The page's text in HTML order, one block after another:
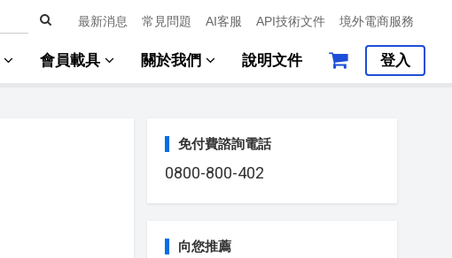
最新消息 常見問題 AI客服 API技術文件 境外電商服務
會員載具 關於我們 說明文件 登入
免付費諮詢電話
0800-800-402
向您推薦